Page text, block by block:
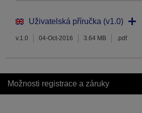
Uživatelská příručka (v1.0)
v.1.0 04-Oct-2016 3.64 MB .pdf
Možnosti registrace a záruky